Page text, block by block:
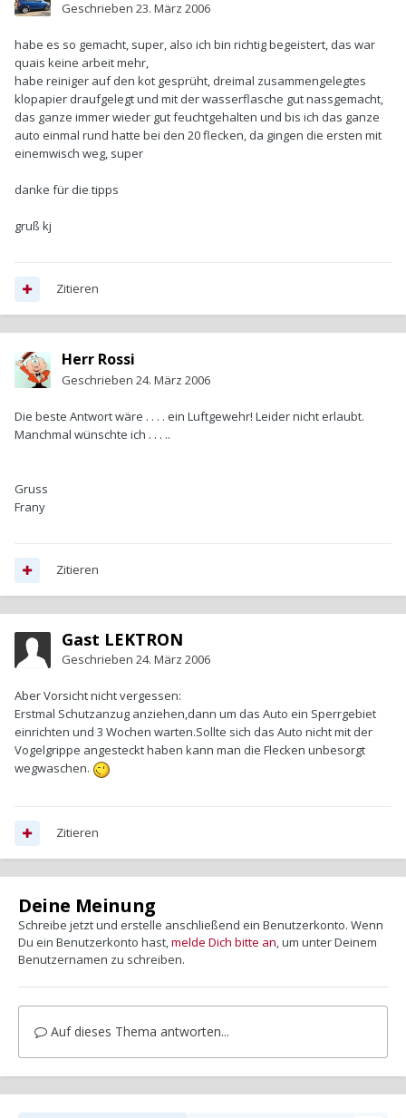
Geschrieben 23. März 2006
habe es so gemacht, super, also ich bin richtig begeistert, das war
quais keine arbeit mehr,
habe reiniger auf den kot gesprüht, dreimal zusammengelegtes
klopapier draufgelegt und mit der wasserflasche gut nassgemacht,
das ganze immer wieder gut feuchtgehalten und bis ich das ganze
auto einmal rund hatte bei den 20 flecken, da gingen die ersten mit
einemwisch weg, super
danke für die tipps
gruß kj
Zitieren
Herr Rossi
Geschrieben 24. März 2006
Die beste Antwort wäre . . . . ein Luftgewehr! Leider nicht erlaubt.
Manchmal wünschte ich . . . ..
Gruss
Frany
Zitieren
Gast LEKTRON
Geschrieben 24. März 2006
Aber Vorsicht nicht vergessen:
Erstmal Schutzanzug anziehen,dann um das Auto ein Sperrgebiet
einrichten und 3 Wochen warten.Sollte sich das Auto nicht mit der
Vogelgrippe angesteckt haben kann man die Flecken unbesorgt
wegwaschen.
Zitieren
Deine Meinung
Schreibe jetzt und erstelle anschließend ein Benutzerkonto. Wenn
Du ein Benutzerkonto hast,melde Dich bitte an, um unter Deinem
Benutzernamen zu schreiben.
Auf dieses Thema antworten...